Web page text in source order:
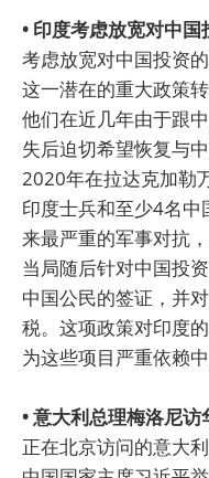
• 印度考虑放宽对中
考虑放宽对中国投资
这一潜在的重大政策
他们在近几年由于跟
失后迫切希望恢复与
2020年在拉达克加勒
印度士兵和至少4名
来最严重的军事对抗
当局随后针对中国投
中国公民的签证，并
税。这项政策对印度
为这些项目严重依赖
• 意大利总理梅洛尼
正在北京访问的意大